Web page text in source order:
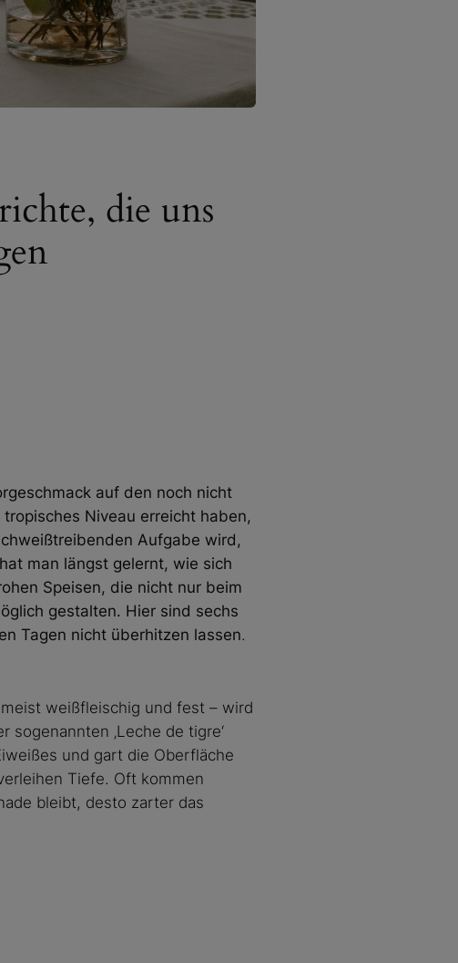
die uns
auf den noch nicht
Niveau erreicht haben,
Aufgabe wird,
man längst gelernt, wie sich
Speisen, die nicht nur beim
gestalten. Hier sind sechs
Tagen nicht überhitzen lassen.
weißfleischig und fest – wird
‚Leche de tigre‘
und gart die Oberfläche
Tiefe. Oft kommen
bleibt, desto zarter das